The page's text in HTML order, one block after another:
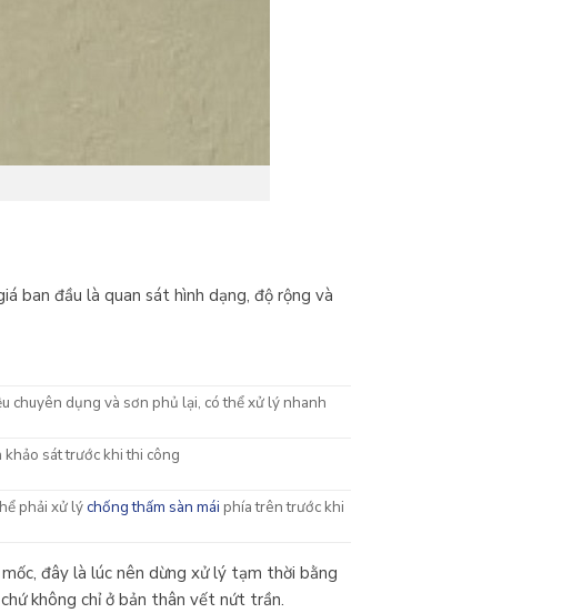
ban đầu là quan sát hình dạng, độ rộng và
chuyên dụng và sơn phủ lại, có thể xử lý nhanh
sát trước khi thi công
phải xử lýchống thấm sàn mái phía trên trước khi
đây là lúc nên dừng xử lý tạm thời bằng
không chỉ ở bản thân vết nứt trần.